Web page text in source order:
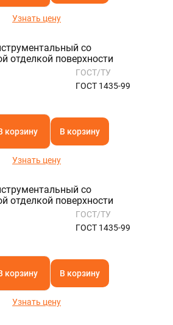
Узнать цену
со
отделкой поверхности
ГОСТ/ТУ
ГОСТ 1435-99
корзину В корзину
Узнать цену
со
отделкой поверхности
ГОСТ/ТУ
ГОСТ 1435-99
корзину В корзину
Узнать цену